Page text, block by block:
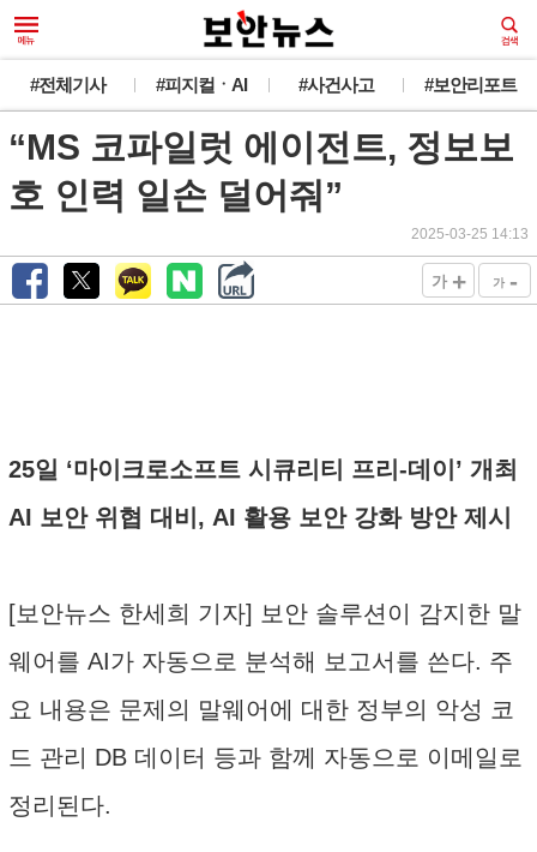
#전체기사 #피지컬ㆍAI #사건사고 #보안리포트
“MS 코파일럿 에이전트, 정보보
호 인력 일손 덜어줘”
2025-03-25 14:13
가 + 가 -
25일 ‘마이크로소프트 시큐리티 프리-데이’ 개최
AI 보안 위협 대비, AI 활용 보안 강화 방안 제시
[보안뉴스 한세희 기자] 보안 솔루션이 감지한 말
웨어를 AI가 자동으로 분석해 보고서를 쓴다. 주
요 내용은 문제의 말웨어에 대한 정부의 악성 코
드 관리 DB 데이터 등과 함께 자동으로 이메일로
정리된다.